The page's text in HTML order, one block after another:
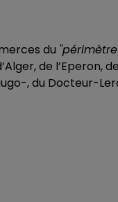
du
de l’Eperon,
, du Docteur-